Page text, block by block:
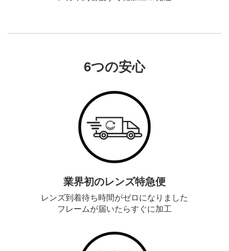
6つの安心
業界初のレンズ特急便
レンズ到着待ち時間がゼロになりました
フレームが届いたらすぐに加工